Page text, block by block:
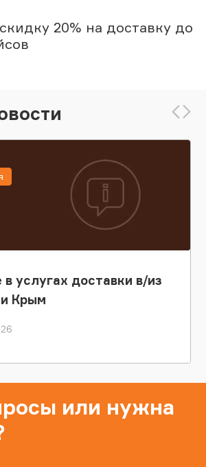
20% на доставку до
услугах доставки в/из
Крым
или нужна